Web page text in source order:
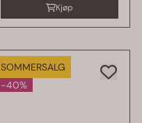
Kjøp
SOMMERSALG
-40%